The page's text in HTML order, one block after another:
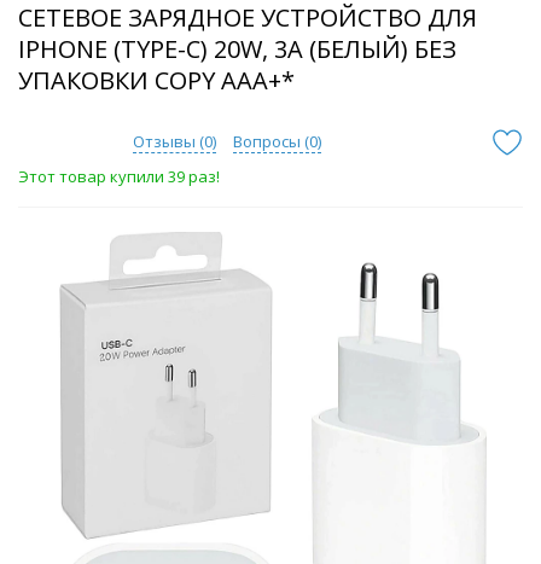
СЕТЕВОЕ ЗАРЯДНОЕ УСТРОЙСТВО ДЛЯ
IPHONE (TYPE-C) 20W, 3A (БЕЛЫЙ) БЕЗ
УПАКОВКИ COPY AAA+*
Отзывы (0) Вопросы (0)
Этот товар купили 39 раз!